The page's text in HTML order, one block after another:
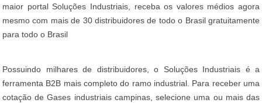
maior portal Soluções Industriais, receba os valores médios agora
mesmo com mais de 30 distribuidores de todo o Brasil gratuitamente
para todo o Brasil
Possuindo milhares de distribuidores, o Soluções Industriais é a
ferramenta B2B mais completo do ramo industrial. Para receber uma
cotação de Gases industriais campinas, selecione uma ou mais das